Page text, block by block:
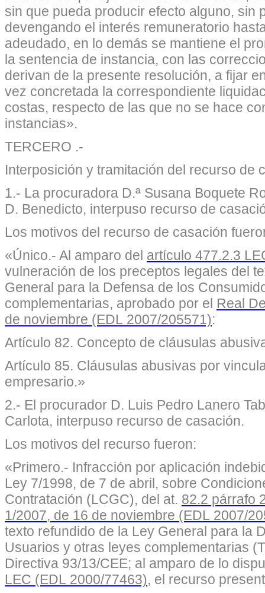
sin que pueda producir efecto alguno, sin
devengando el interés remuneratorio
adeudado, en lo demás se mantiene el
la sentencia de instancia, con las
derivan de la presente resolución, a fijar
vez concretada la correspondiente
costas, respecto de las que no se hace
instancias».
TERCERO .-
Interposición y tramitación del recurso de
1.- La procuradora D.ª Susana Boquete
D. Benedicto, interpuso recurso de
Los motivos del recurso de casación
«Único.- Al amparo del artículo 477.2.3
vulneración de los preceptos legales del
General para la Defensa de los
complementarias, aprobado por el Real
de noviembre (EDL 2007/205571):
Artículo 82. Concepto de cláusulas
Artículo 85. Cláusulas abusivas por
empresario.»
2.- El procurador D. Luis Pedro Lanero
Carlota, interpuso recurso de casación.
Los motivos del recurso fueron:
«Primero.- Infracción por aplicación
Ley 7/1998, de 7 de abril, sobre
Contratación (LCGC), del at. 82.2 párrafo
1/2007, de 16 de noviembre (EDL 2007/
texto refundido de la Ley General para la
Usuarios y otras leyes complementarias
Directiva 93/13/CEE; al amparo de lo
LEC (EDL 2000/77463), el recurso